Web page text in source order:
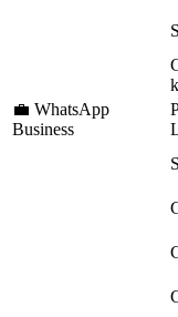
💼 WhatsApp
Business